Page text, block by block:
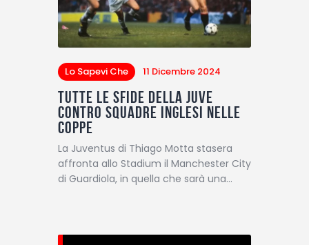
Lo Sapevi Che 11 Dicembre 2024
Tutte le sfide della Juve
contro squadre inglesi nelle
coppe
La Juventus di Thiago Motta stasera
affronta allo Stadium il Manchester City
di Guardiola, in quella che sarà una…